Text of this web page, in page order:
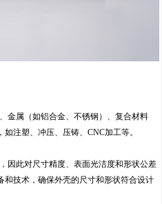
金属（如铝合金、不锈钢）、复合材料
注塑、冲压、压铸、CNC加工等。
因此对尺寸精度、表面光洁度和形状公差
和技术，确保外壳的尺寸和形状符合设计